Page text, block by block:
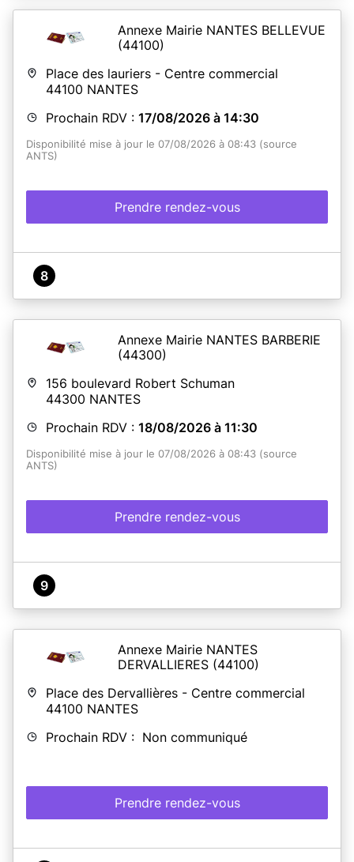
Annexe Mairie NANTES BELLEVUE
(44100)
Place des lauriers - Centre commercial
44100 NANTES
Prochain RDV : 17/08/2026 à 14:30
Disponibilité mise à jour le 07/08/2026 à 08:43 (source
ANTS)
Prendre rendez-vous
8
Annexe Mairie NANTES BARBERIE
(44300)
156 boulevard Robert Schuman
44300 NANTES
Prochain RDV : 18/08/2026 à 11:30
Disponibilité mise à jour le 07/08/2026 à 08:43 (source
ANTS)
Prendre rendez-vous
9
Annexe Mairie NANTES
DERVALLIERES (44100)
Place des Dervallières - Centre commercial
44100 NANTES
Prochain RDV : Non communiqué
Prendre rendez-vous